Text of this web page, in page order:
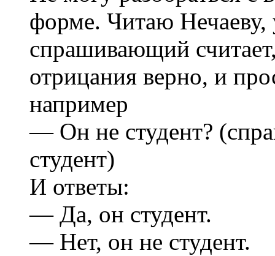
форме. Читаю Нечаеву,
спрашивающий
отрицания верно, и
например
— Он не студент?
студент)
И ответы:
— Да, он студент.
— Нет, он не студент.